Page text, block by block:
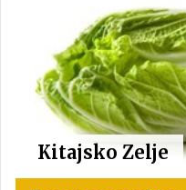
Kitajsko Zelje